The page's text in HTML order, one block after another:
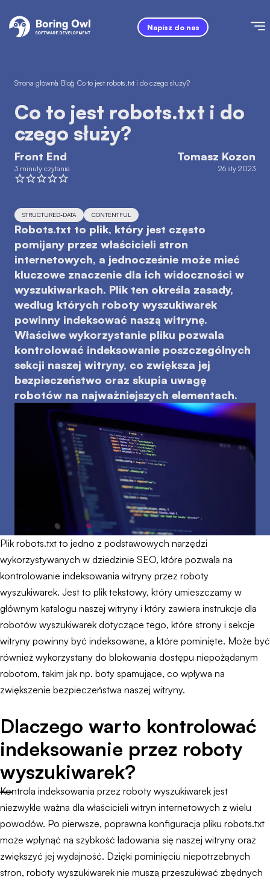
Napisz do nas
Strona główna
/ Blog
/ Co to jest robots.txt i do czego służy?
Co to jest robots.txt i do
czego służy?
Front End
3 minuty czytania
Tomasz Kozon
26 sty 2023
STRUCTURED-DATA CONTENTFUL
Robots.txt to plik, który jest często
pomijany przez właścicieli stron
internetowych, a jednocześnie może mieć
kluczowe znaczenie dla ich widoczności w
wyszukiwarkach. Plik ten określa zasady,
według których roboty wyszukiwarek
powinny indeksować naszą witrynę.
Właściwe wykorzystanie pliku pozwala
kontrolować indeksowanie poszczególnych
sekcji naszej witryny, co zwiększa jej
bezpieczeństwo oraz skupia uwagę
robotów na najważniejszych elementach.
Plik robots.txt to jedno z podstawowych narzędzi
wykorzystywanych w dziedzinie SEO, które pozwala na
kontrolowanie indeksowania witryny przez roboty
wyszukiwarek. Jest to plik tekstowy, który umieszczamy w
głównym katalogu naszej witryny i który zawiera instrukcje dla
robotów wyszukiwarek dotyczące tego, które strony i sekcje
witryny powinny być indeksowane, a które pominięte. Może być
również wykorzystany do blokowania dostępu niepożądanym
robotom, takim jak np. boty spamujące, co wpływa na
zwiększenie bezpieczeństwa naszej witryny.
Dlaczego warto kontrolować
indeksowanie przez roboty
wyszukiwarek?
Kontrola indeksowania przez roboty wyszukiwarek jest
niezwykle ważna dla właścicieli witryn internetowych z wielu
powodów. Po pierwsze, poprawna konfiguracja pliku robots.txt
może wpłynąć na szybkość ładowania się naszej witryny oraz
zwiększyć jej wydajność. Dzięki pominięciu niepotrzebnych
stron, roboty wyszukiwarek nie muszą przeszukiwać zbędnych